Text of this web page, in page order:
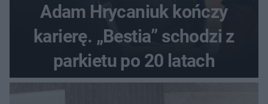
Adam Hrycaniuk kończy
karierę. „Bestia” schodzi z
parkietu po 20 latach